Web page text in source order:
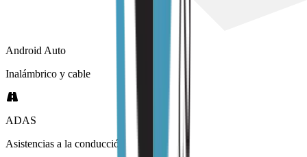
Android Auto
Inalámbrico y cable
ADAS
Asistencias a la conducción